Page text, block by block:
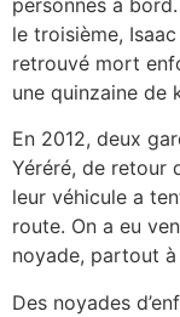
personnes à
le troisième,
retrouvé mort
une quinzaine de
En 2012, deux
Yéréré, de retour
leur véhicule a
route. On a eu
noyade, partout
Des noyades